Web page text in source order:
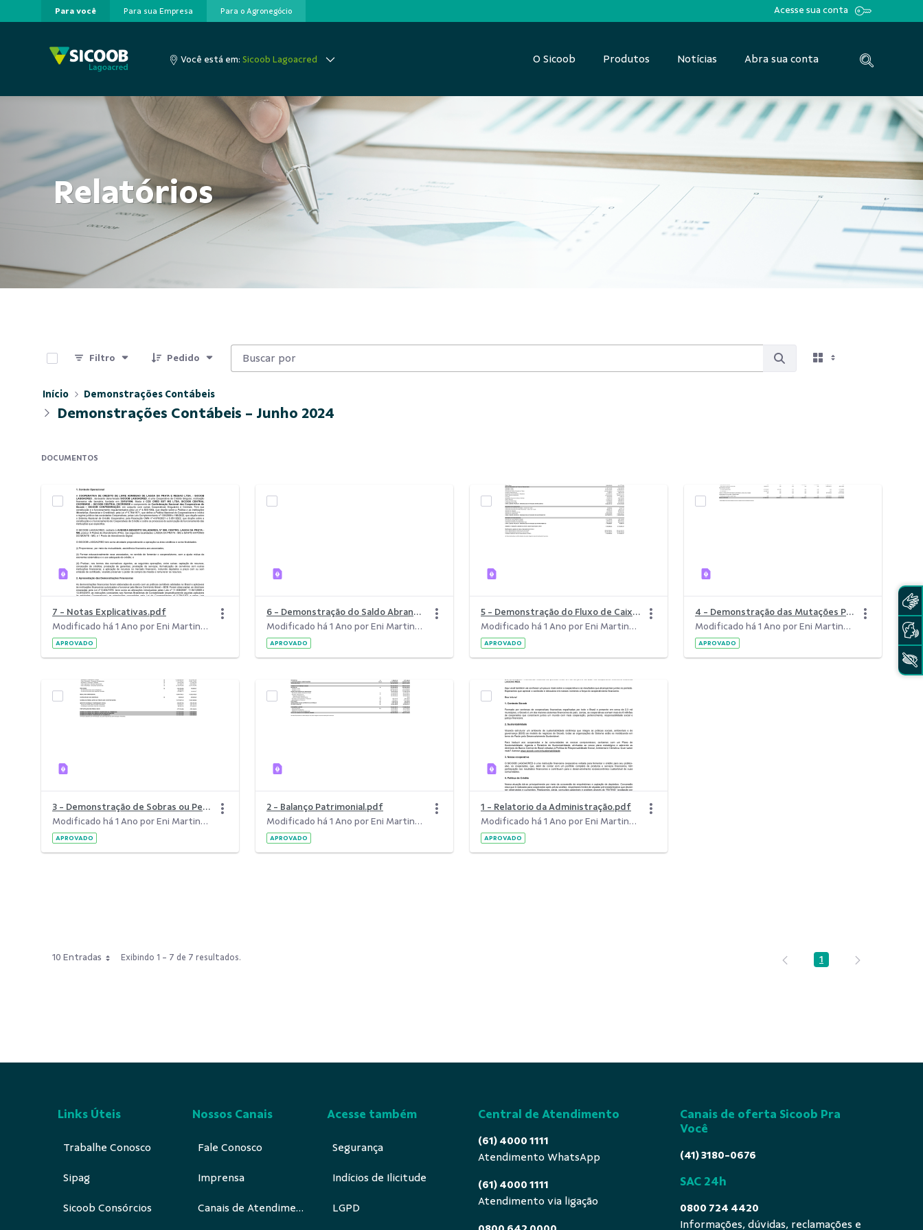
Pular para o Conteúdo principal
Para você Para sua Empresa Para o Agronegócio Acesse sua conta
Você está em:Sicoob Lagoacred O Sicoob Produtos Notícias Abra sua conta
Relatórios
Filtro Pedido
Início Demonstrações Contábeis
Demonstrações Contábeis - Junho 2024
DOCUMENTOS
7 - Notas Explicativas.pdf
Modificado há 1 Ano por Eni Martins Frois Borges.
APROVADO
6 - Demonstração do Saldo Abrangente.pdf
Modificado há 1 Ano por Eni Martins Frois Borges.
APROVADO
5 - Demonstração do Fluxo de Caixa.pdf
Modificado há 1 Ano por Eni Martins Frois Borges.
APROVADO
4 - Demonstração das Mutações Patrimônio Líquido.pdf
Modificado há 1 Ano por Eni Martins Frois Borges.
APROVADO
3 - Demonstração de Sobras ou Perdas.pdf
Modificado há 1 Ano por Eni Martins Frois Borges.
APROVADO
2 - Balanço Patrimonial.pdf
Modificado há 1 Ano por Eni Martins Frois Borges.
APROVADO
1 - Relatorio da Administração.pdf
Modificado há 1 Ano por Eni Martins Frois Borges.
APROVADO
10 Entradas Exibindo 1 - 7 de 7 resultados. Página
1
Links Úteis
Trabalhe Conosco
Sipag
Sicoob Consórcios
Nossos Canais
Fale Conosco
Imprensa
Canais de Atendimento
Acesse também
Segurança
Indícios de Ilicitude
LGPD
Central de Atendimento
(61) 4000 1111
Atendimento WhatsApp
(61) 4000 1111
Atendimento via ligação
Canais de oferta Sicoob Pra
Você
(41) 3180-0676
SAC 24h
0800 724 4420
Informações, dúvidas, reclamações e